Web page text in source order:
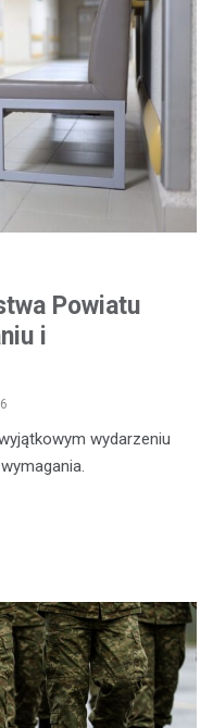
Powiatu
i
wydarzeniu